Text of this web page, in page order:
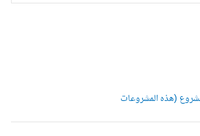
(هذه المشروعات